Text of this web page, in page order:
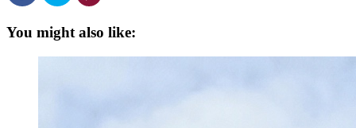
You might also like: